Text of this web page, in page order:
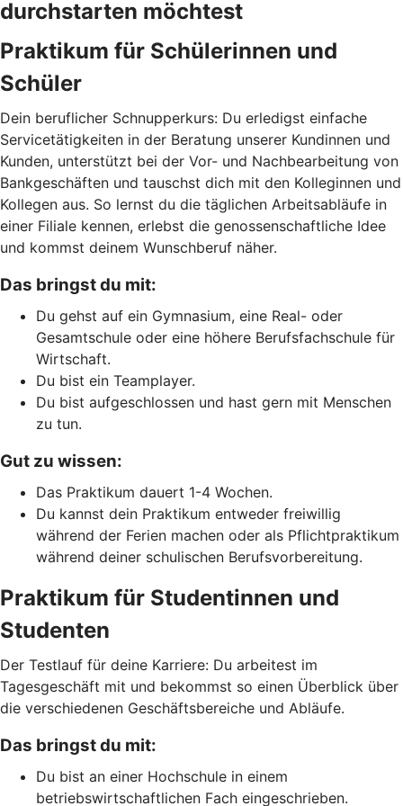
durchstarten möchtest
Praktikum für Schülerinnen und
Schüler
Dein beruflicher Schnupperkurs: Du erledigst einfache
Servicetätigkeiten in der Beratung unserer Kundinnen und
Kunden, unterstützt bei der Vor- und Nachbearbeitung von
Bankgeschäften und tauschst dich mit den Kolleginnen und
Kollegen aus. So lernst du die täglichen Arbeitsabläufe in
einer Filiale kennen, erlebst die genossenschaftliche Idee
und kommst deinem Wunschberuf näher.
Das bringst du mit:
Du gehst auf ein Gymnasium, eine Real- oder
Gesamtschule oder eine höhere Berufsfachschule für
Wirtschaft.
Du bist ein Teamplayer.
Du bist aufgeschlossen und hast gern mit Menschen
zu tun.
Gut zu wissen:
Das Praktikum dauert 1-4 Wochen.
Du kannst dein Praktikum entweder freiwillig
während der Ferien machen oder als Pflichtpraktikum
während deiner schulischen Berufsvorbereitung.
Praktikum für Studentinnen und
Studenten
Der Testlauf für deine Karriere: Du arbeitest im
Tagesgeschäft mit und bekommst so einen Überblick über
die verschiedenen Geschäftsbereiche und Abläufe.
Das bringst du mit:
Du bist an einer Hochschule in einem
betriebswirtschaftlichen Fach eingeschrieben.